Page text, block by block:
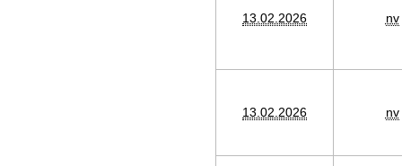
13.02.2026 nv
13.02.2026 nv